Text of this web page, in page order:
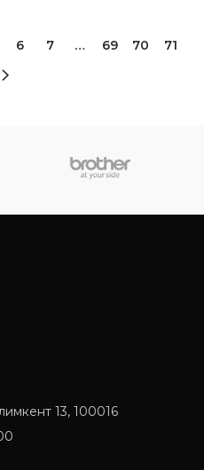
6 7 … 69 70 71
13, 100016